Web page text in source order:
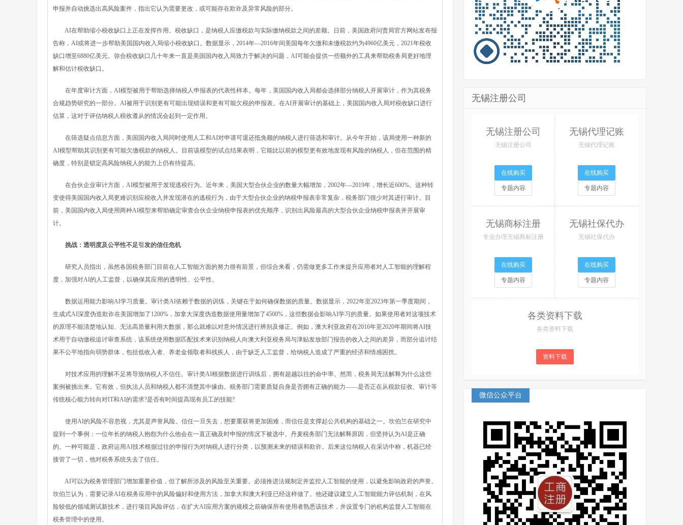
申报并自动挑选出高风险案件，指出它认为需要更改，或可能存在欺诈及异常风险的部分。
AI在帮助缩小税收缺口上正在发挥作用。税收缺口，是纳税人应缴税款与实际缴纳税款之间的差额。日前，美国政府问责局官方网站发布报
告称，AI或将进一步帮助美国国内收入局缩小税收缺口。数据显示，2014年—2016年间美国每年欠缴和未缴税款约为4960亿美元，2021年税收
缺口增至6880亿美元。弥合税收缺口几十年来一直是美国国内收入局致力于解决的问题，AI可能会提供一些额外的工具来帮助税务局更好地理
解和估计税收缺口。
在年度审计方面，AI模型被用于帮助选择纳税人申报表的代表性样本。每年，美国国内收入局都会选择部分纳税人开展审计，作为其税务
合规趋势研究的一部分。AI被用于识别更有可能出现错误和更有可能欠税的申报表。在AI开展审计的基础上，美国国内收入局对税收缺口进行
估算，这对于评估纳税人税收遵从的情况会起到一定作用。
在筛选疑点信息方面，美国国内收入局同时使用人工和AI对申请可退还抵免额的纳税人进行筛选和审计。从今年开始，该局使用一种新的
AI模型帮助其识别更有可能欠缴税款的纳税人。目前该模型的试点结果表明，它能比以前的模型更有效地发现有风险的纳税人，但在范围的精
确度，特别是锁定高风险纳税人的能力上仍有待提高。
在合伙企业审计方面，AI模型被用于发现逃税行为。近年来，美国大型合伙企业的数量大幅增加，2002年—2019年，增长近600%。这种转
变使得美国国内收入局更难识别应税收入并发现潜在的逃税行为，由于大型合伙企业的纳税申报表非常复杂，税务部门很少对其进行审计。目
前，美国国内收入局使用两种AI模型来帮助确定审查合伙企业纳税申报表的优先顺序，识别出风险最高的大型合伙企业纳税申报表并开展审
计。
挑战：透明度及公平性不足引发的信任危机
研究人员指出，虽然各国税务部门目前在人工智能方面的努力很有前景，但综合来看，仍需做更多工作来提升应用者对人工智能的理解程
度，加强对AI的人工监督，以确保其应用的透明性、公平性。
数据运用能力影响AI学习质量。审计类AI依赖于数据的训练，关键在于如何确保数据的质量。数据显示，2022年至2023年第一季度期间，
生成式AI深度伪造欺诈在美国增加了1200%，加拿大深度伪造数据使用量增加了4500%，这些数据会影响AI学习的质量。如果使用者对这项技术
的原理不能清楚地认知、无法高质量利用大数据，那么就难以对意外情况进行辨别及修正。例如，澳大利亚政府在2016年至2020年期间将AI技
术用于自动缴税追讨审查系统，该系统使用数据匹配技术来识别纳税人向澳大利亚税务局与津贴发放部门报告的收入之间的差异，而部分追讨结
果不公平地指向弱势群体，包括低收入者、养老金领取者和残疾人，由于缺乏人工监督，给纳税人造成了严重的经济和情感困扰。
对技术应用的理解不足将导致纳税人不信任。审计类AI根据数据进行训练后，拥有超越以往的命中率。然而，税务局无法解释为什么这些
案例被挑出来。它有效，但执法人员和纳税人都不清楚其中缘由。税务部门需要质疑自身是否拥有正确的能力——是否正在从税款征收、审计等
传统核心能力转向对IT和AI的需求?是否有时间提高现有员工的技能?
使用AI的风险不容忽视，尤其是声誉风险。信任一旦失去，想要重获将更加困难，而信任是支撑起公共机构的基础之一。坎伯兰在研究中
提到一个事例：一位年长的纳税人抱怨为什么他会在一直正确及时申报的情况下被选中。丹麦税务部门无法解释原因，但坚持认为AI是正确
的。一种可能是，政府运用AI技术根据过往的申报行为对纳税人进行分类，以预测未来的错误和欺诈。后来这位纳税人在采访中称，机器已经
接管了一切，他对税务系统失去了信任。
AI可以为税务管理部门增加重要价值，但了解所涉及的风险至关重要。必须推进法规制定并监控人工智能的使用，以避免影响政府的声誉。
坎伯兰认为，需要记录AI在税务应用中的风险偏好和使用方法，加拿大和澳大利亚已经这样做了。他还建议建立人工智能能力评估机制，在风
险较低的领域测试新技术，进行项目风险评估，在扩大AI应用方案的规模之前确保所有使用者熟悉该技术，并设置专门的机构监督人工智能在
税务管理中的使用。
无锡注册公司
无锡注册公司
无锡注册公司
在线购买
专题内容
无锡代理记账
无锡代理记账
在线购买
专题内容
无锡商标注册
专业办理无锡商标注册
在线购买
专题内容
无锡社保代办
无锡社保代办
在线购买
专题内容
各类资料下载
各类资料下载
资料下载
微信公众平台